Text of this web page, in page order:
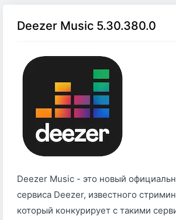
Deezer Music 5.30.380.0
Deezer Music - это новый
сервиса Deezer, известного
который конкурирует с такими